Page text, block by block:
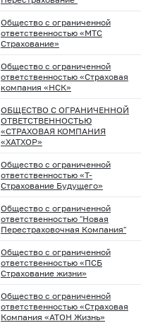
Общество с ограниченной
ответственностью «МТС
Страхование»
Общество с ограниченной
ответственностью «Страховая
компания «НСК»
ОБЩЕСТВО С ОГРАНИЧЕННОЙ
ОТВЕТСТВЕННОСТЬЮ
«СТРАХОВАЯ КОМПАНИЯ
«ХАТХОР»
Общество с ограниченной
ответственностью «Т-
Страхование Будущего»
Общество с ограниченной
ответственностью "Новая
Перестраховочная Компания"
Общество с ограниченной
ответственностью «ПСБ
Страхование жизни»
Общество с ограниченной
ответственностью «Страховая
Компания «АТОН Жизнь»